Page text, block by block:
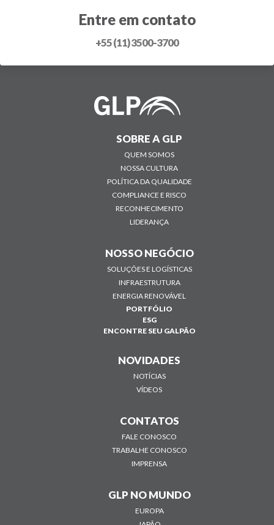
Entre em contato
+55 (11) 3500-3700
SOBRE A GLP
QUEM SOMOS
NOSSA CULTURA
POLÍTICA DA QUALIDADE
COMPLIANCE E RISCO
RECONHECIMENTO
LIDERANÇA
NOSSO NEGÓCIO
SOLUÇÕES E LOGÍSTICAS
INFRAESTRUTURA
ENERGIA RENOVÁVEL
PORTFÓLIO
ESG
ENCONTRE SEU GALPÃO
NOVIDADES
NOTÍCIAS
VÍDEOS
CONTATOS
FALE CONOSCO
TRABALHE CONOSCO
IMPRENSA
GLP NO MUNDO
EUROPA